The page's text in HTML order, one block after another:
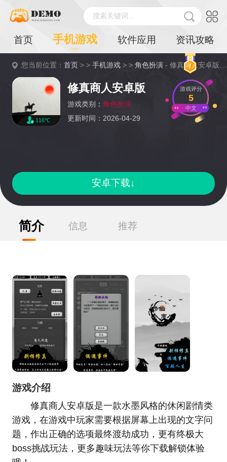
搜索关键词...
首页 手机游戏 软件应用 资讯攻略
您当前位置：首页 > >手机游戏 > >角色扮演 - 修真商人安卓版详情
116℃
修真商人安卓版
游戏类别： 角色扮演
更新时间：2026-04-29
游戏评分
5
中文
安卓下载↓
简介 信息 推荐
游戏介绍
修真商人安卓版是一款水墨风格的休闲剧情类
游戏，在游戏中玩家需要根据屏幕上出现的文字问
题，作出正确的选项最终渡劫成功，更有终极大
boss挑战玩法，更多趣味玩法等你下载解锁体验